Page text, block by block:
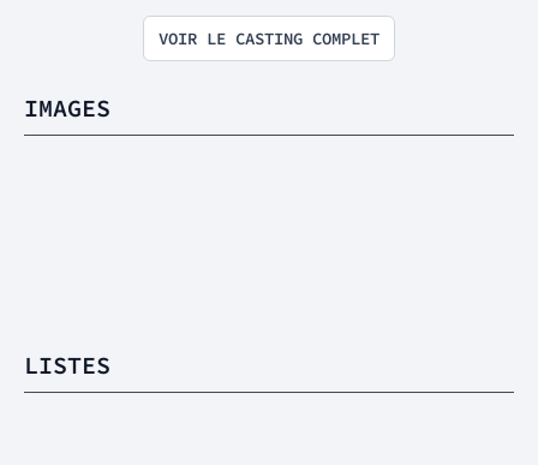
VOIR LE CASTING COMPLET
IMAGES
LISTES